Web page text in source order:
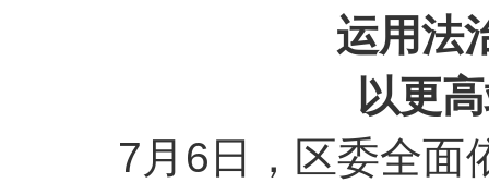
运用法
以更
7月6日，区委全面依